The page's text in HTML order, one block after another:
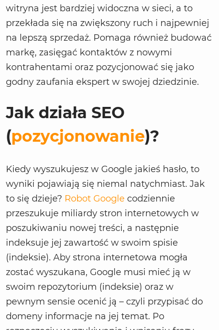
witryna jest bardziej widoczna w sieci, a to
przekłada się na zwiększony ruch i najpewniej
na lepszą sprzedaż. Pomaga również budować
markę, zasięgać kontaktów z nowymi
kontrahentami oraz pozycjonować się jako
godny zaufania ekspert w swojej dziedzinie.
Jak działa SEO
(pozycjonowanie)?
Kiedy wyszukujesz w Google jakieś hasło, to
wyniki pojawiają się niemal natychmiast. Jak
to się dzieje? Robot Google codziennie
przeszukuje miliardy stron internetowych w
poszukiwaniu nowej treści, a następnie
indeksuje jej zawartość w swoim spisie
(indeksie). Aby strona internetowa mogła
zostać wyszukana, Google musi mieć ją w
swoim repozytorium (indeksie) oraz w
pewnym sensie ocenić ją – czyli przypisać do
domeny informacje na jej temat. Po